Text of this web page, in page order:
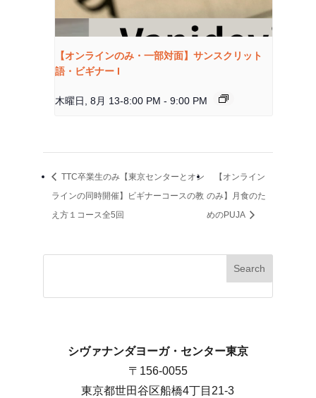
【オンラインのみ・一部対面】サンスクリット
語・ビギナー I
木曜日, 8月 13-8:00 PM - 9:00 PM
TTC卒業生のみ【東京センターとオン
ラインの同時開催】ビギナーコースの教
え方１コース全5回
【オンライン
のみ】月食のた
めのPUJA
Search
シヴァナンダヨーガ・センター東京
〒156-0055
東京都世田谷区船橋4丁目21-3